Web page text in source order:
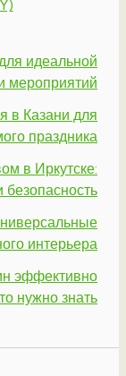
идеальной
мероприятий
в Казани для
праздника
в Иркутске:
безопасность
интерьера
эффективно
нужно знать